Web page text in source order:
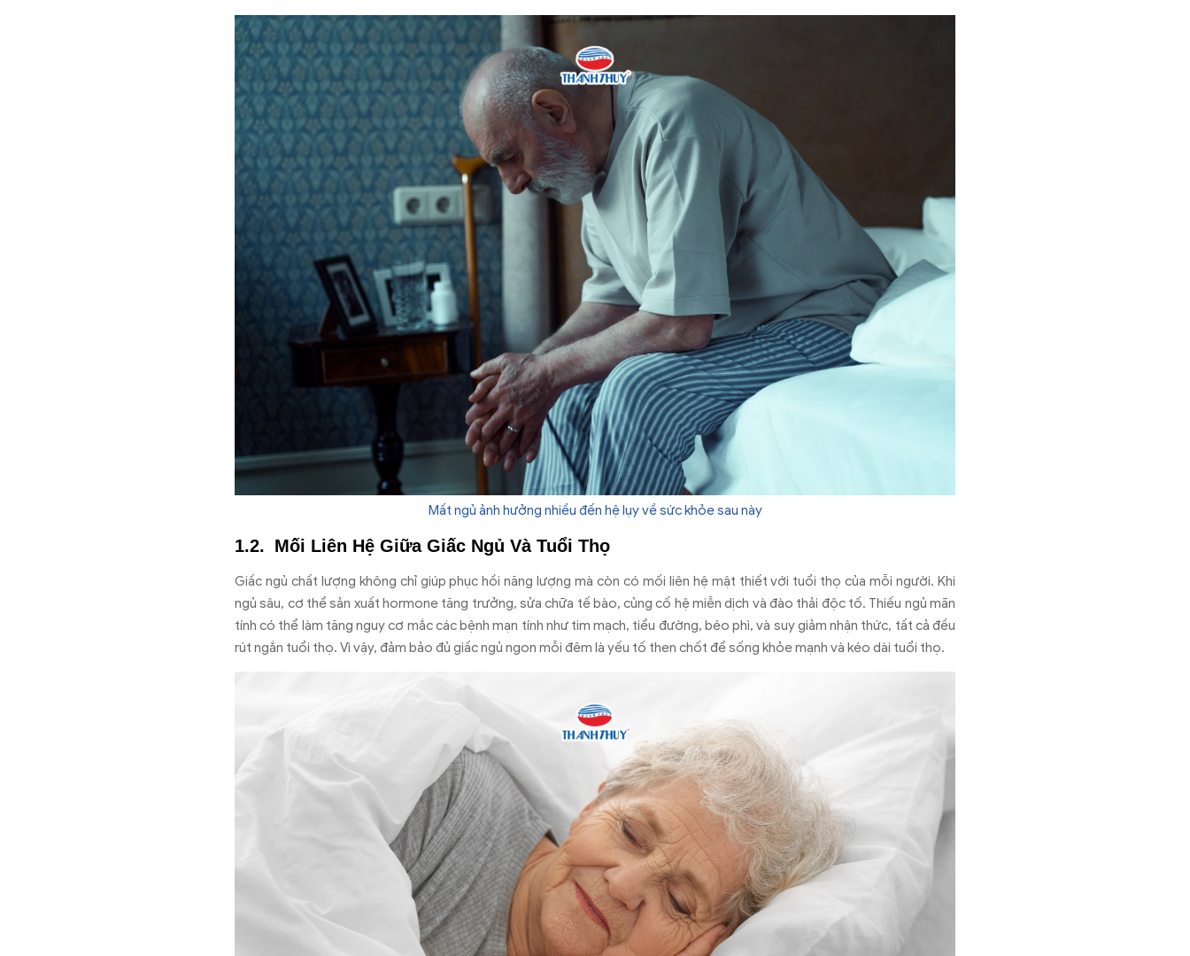
Mất ngủ ảnh hưởng nhiều đến hệ lụy về sức khỏe sau này
Mối Liên Hệ Giữa Giấc Ngủ Và Tuổi Thọ
Giấc ngủ chất lượng không chỉ giúp phục hồi năng lượng mà còn có mối liên hệ mật thiết với tuổi thọ của mỗi người. Khi
ngủ sâu, cơ thể sản xuất hormone tăng trưởng, sửa chữa tế bào, củng cố hệ miễn dịch và đào thải độc tố. Thiếu ngủ mãn
tính có thể làm tăng nguy cơ mắc các bệnh mạn tính như tim mạch, tiểu đường, béo phì, và suy giảm nhận thức, tất cả đều
rút ngắn tuổi thọ. Vì vậy, đảm bảo đủ giấc ngủ ngon mỗi đêm là yếu tố then chốt để sống khỏe mạnh và kéo dài tuổi thọ.